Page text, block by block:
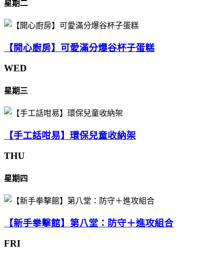
星期二
【開心廚房】可愛滿分爆谷杯子蛋糕
WED
星期三
【手工話咁易】環保兒童收納架
THU
星期四
【新手拳擊館】第八堂：防守＋進攻組合
FRI